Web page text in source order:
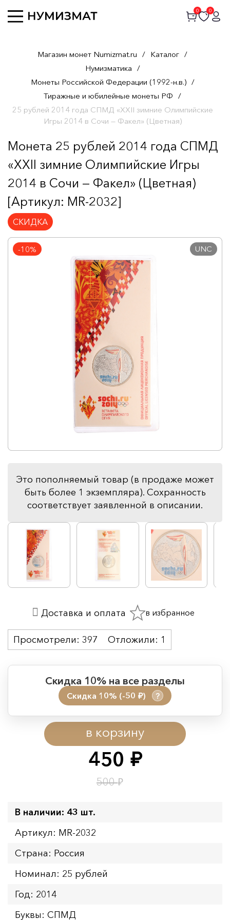
0 0
Магазин монет Numizmat.ru / Каталог /
Нумизматика /
Монеты Российской Федерации (1992-н.в.) /
Тиражные и юбилейные монеты РФ /
25 рублей 2014 года СПМД «XXII зимние Олимпийские
Игры 2014 в Сочи — Факел» (Цветная)
Монета 25 рублей 2014 года СПМД
«XXII зимние Олимпийские Игры
2014 в Сочи — Факел» (Цветная)
[Артикул: MR-2032]
СКИДКА
-10% UNC
Это пополняемый товар (в продаже может
быть более 1 экземпляра). Сохранность
соответствует заявленной в описании.
450 руб.
500₽
в корзину
Скидка 10% на все разделы
Скидка 10% (-50 руб.) ?
Период действия акции:
Начало:
08.08.2026 00:01
Окончание:
09.08.2026 23:59
Время до окончания:
Просмотрели: 397 Отложили: 1
Доставка и оплата в избранное
В наличии: 43 шт.
Артикул: MR-2032
Страна: Россия
Номинал: 25 рублей
Год: 2014
Буквы: СПМД